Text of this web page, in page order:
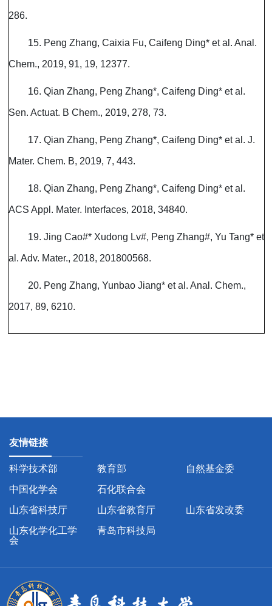
286.
15. Peng Zhang, Caixia Fu, Caifeng Ding* et al. Anal.
Chem., 2019, 91, 19, 12377.
16. Qian Zhang, Peng Zhang*, Caifeng Ding* et al.
Sen. Actuat. B Chem., 2019, 278, 73.
17. Qian Zhang, Peng Zhang*, Caifeng Ding* et al. J.
Mater. Chem. B, 2019, 7, 443.
18. Qian Zhang, Peng Zhang*, Caifeng Ding* et al.
ACS Appl. Mater. Interfaces, 2018, 34840.
19. Jing Cao#* Xudong Lv#, Peng Zhang#, Yu Tang* et
al. Adv. Mater., 2018, 201800568.
20. Peng Zhang, Yunbao Jiang* et al. Anal. Chem.,
2017, 89, 6210.
友情链接
科学技术部 教育部
自然基金委
中国化学会
石化联合会
山东省科技厅
山东省教育厅
山东省发改委
山东化学化工学
会
青岛市科技局